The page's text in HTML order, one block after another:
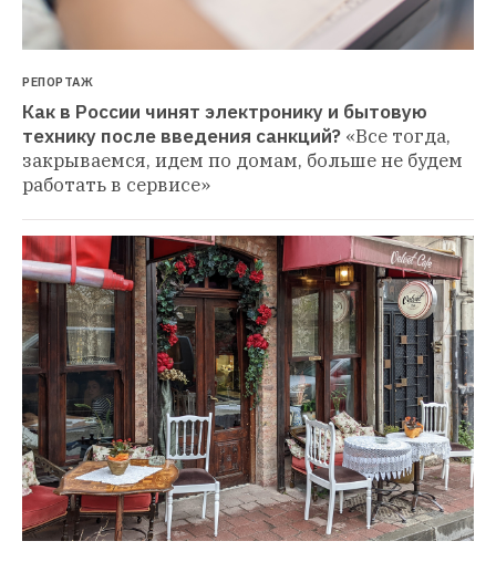
РЕПОРТАЖ
Как в России чинят электронику и бытовую
технику после введения санкций? «Все тогда,
закрываемся, идем по домам, больше не будем
работать в сервисе»